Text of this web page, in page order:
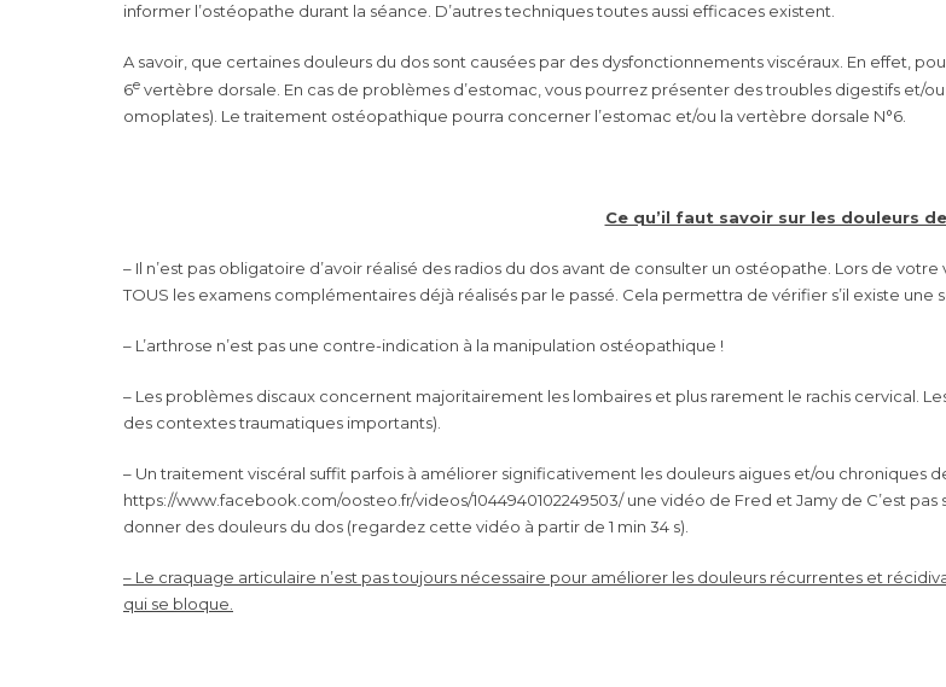
informer l’ostéopathe durant la séance. D’autres techniques toutes aussi efficaces existent.
A savoir, que certaines douleurs du dos sont causées par des dysfonctionnements viscéraux. En effet,
6e vertèbre dorsale. En cas de problèmes d’estomac, vous pourrez présenter des troubles digestifs et/
omoplates). Le traitement ostéopathique pourra concerner l’estomac et/ou la vertèbre dorsale N°6.
Ce qu’il faut savoir sur les douleurs
– Il n’est pas obligatoire d’avoir réalisé des radios du dos avant de consulter un ostéopathe. Lors de
TOUS les examens complémentaires déjà réalisés par le passé. Cela permettra de vérifier s’il existe une
– L’arthrose n’est pas une contre-indication à la manipulation ostéopathique !
– Les problèmes discaux concernent majoritairement les lombaires et plus rarement le rachis cervical.
des contextes traumatiques importants).
– Un traitement viscéral suffit parfois à améliorer significativement les douleurs aigues et/ou chroniques
https://www.facebook.com/oosteo.fr/videos/1044940102249503/une vidéo de Fred et Jamy de C’est
donner des douleurs du dos (regardez cette vidéo à partir de 1 min 34 s).
– Le craquage articulaire n’est pas toujours nécessaire pour améliorer les douleurs récurrentes et
qui se bloque.